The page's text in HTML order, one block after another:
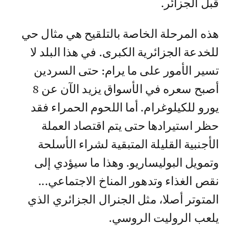
قبل الجزائر.
هذه المرحلة الخاصة بالتلقيح هي مثال حي
للخدعة الجزائرية الكبرى. في هذا البلد لا
تسير الأمور على ما يرام: حتى السردين
أصبح سعره في الأسواق يزيد الآن عن 8
يورو للكيلوغرام. أما اللحوم الحمراء فقد
حظر استيرادها حتى يتم اقتصاد العملة
الأجنبية القليلة المتبقية لشراء الأسلحة
وتمويل البوليساريو. وهذا ما سيؤدي إلى
نقص الغذاء وتدهور المناخ الاجتماعي...
المتوتر أصلا، مثل الجنرال الجزائري الذي
يلعب الروليت الروسي.